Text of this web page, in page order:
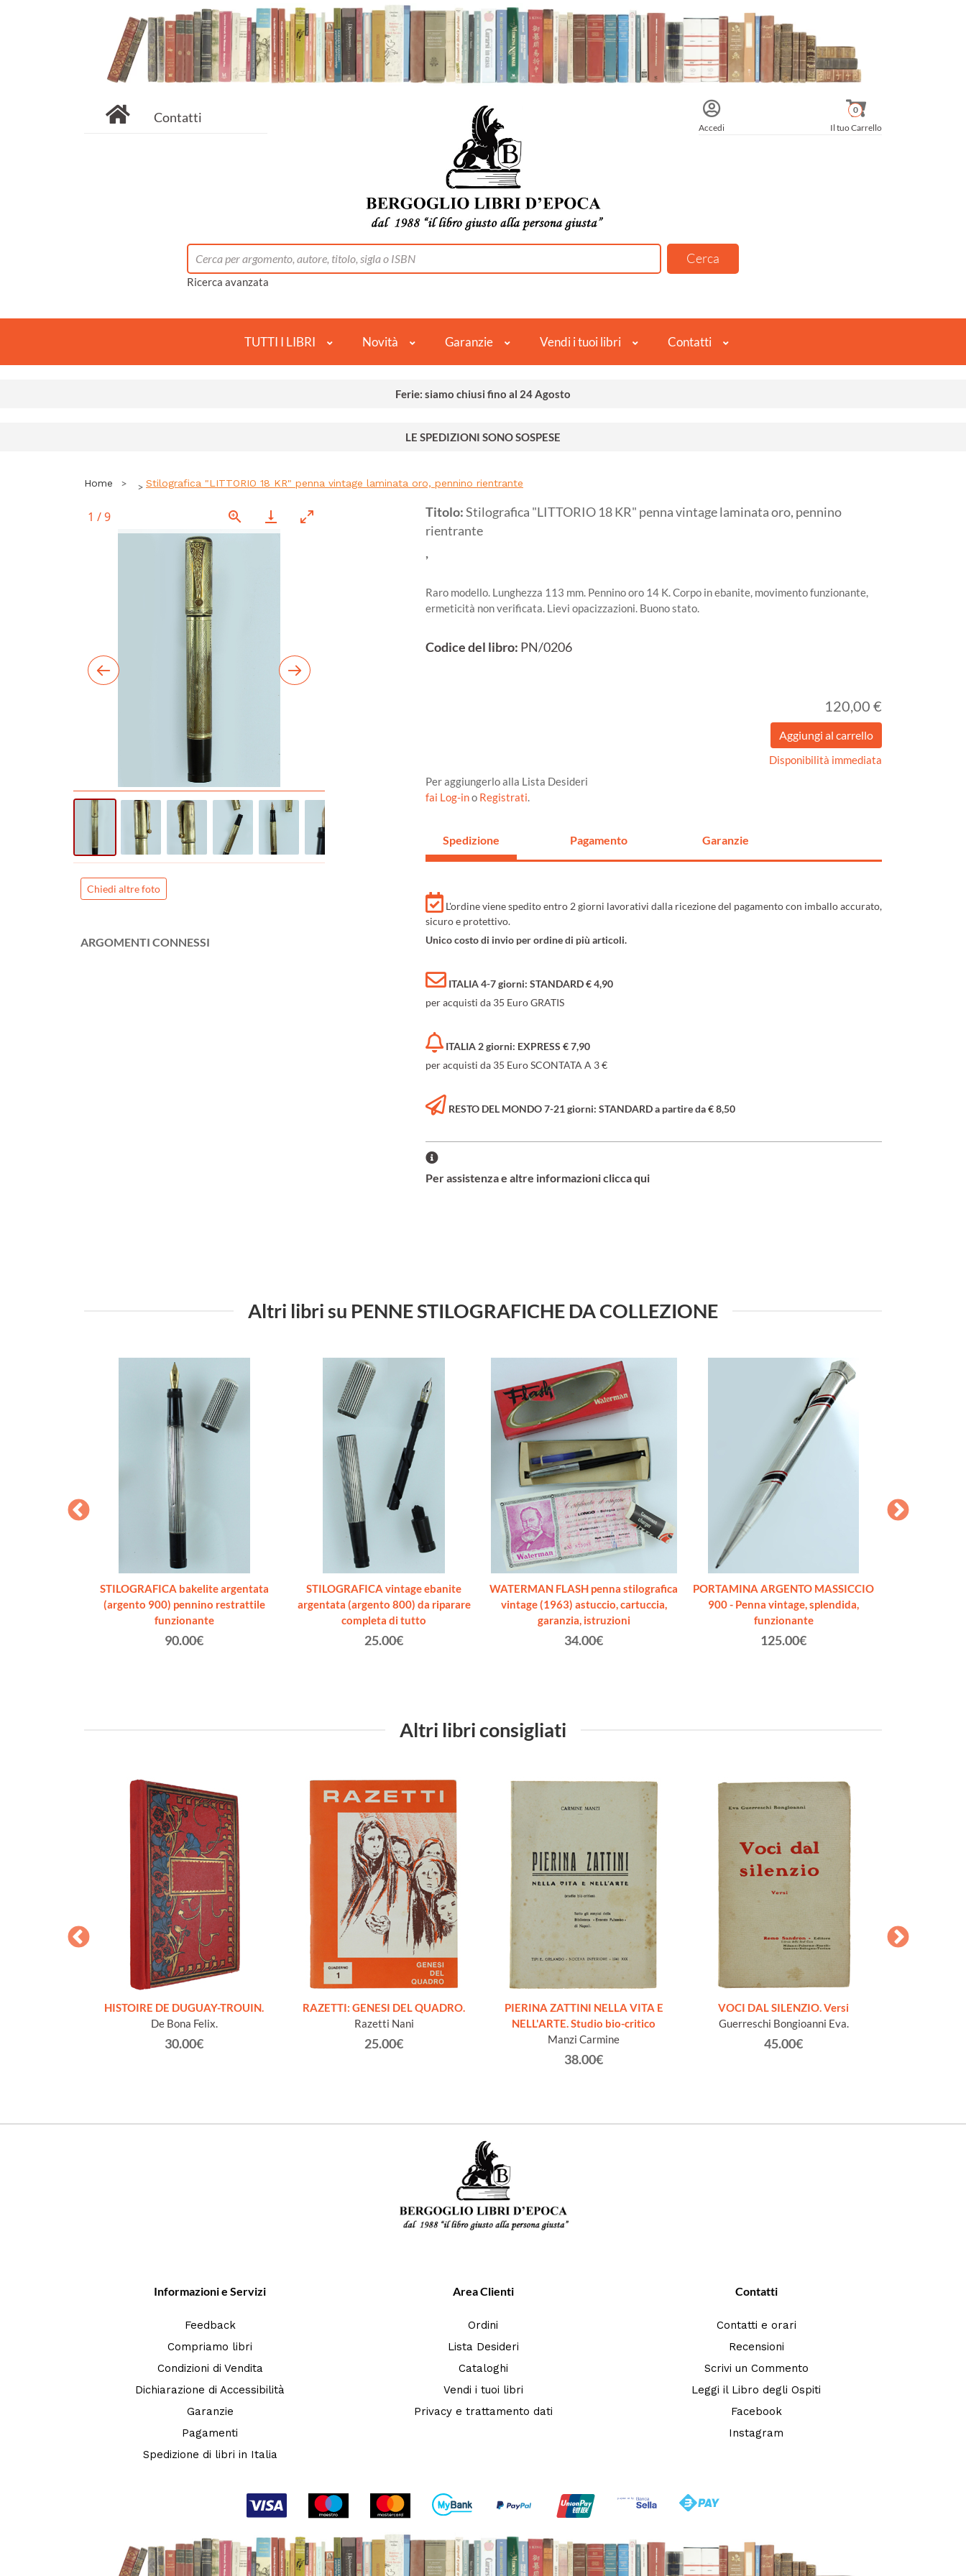
Contatti
Accedi Il tuo Carrello
0
Ricerca avanzata
TUTTI I LIBRI Novità Garanzie Vendi i tuoi libri Contatti
Ferie: siamo chiusi fino al 24 Agosto
LE SPEDIZIONI SONO SOSPESE
Home Stilografica "LITTORIO 18 KR" penna vintage laminata oro, pennino rientrante
1 /9
Chiedi altre foto
ARGOMENTI CONNESSI
Titolo:Stilografica "LITTORIO 18 KR" penna vintage laminata oro, pennino
rientrante
,
Raro modello. Lunghezza 113 mm. Pennino oro 14 K. Corpo in ebanite, movimento funzionante,
ermeticità non verificata. Lievi opacizzazioni. Buono stato.
Codice del libro: PN/0206
120,00 €
Disponibilità immediata
Per aggiungerlo alla Lista Desideri
fai Log-ino Registrati.
Spedizione Pagamento Garanzie
L'ordine viene spedito entro 2 giorni lavorativi dalla ricezione del pagamento con imballo accurato,
sicuro e protettivo.
Unico costo di invio per ordine di più articoli.
ITALIA 4-7 giorni: STANDARD € 4,90
per acquisti da 35 Euro GRATIS
ITALIA 2 giorni: EXPRESS € 7,90
per acquisti da 35 Euro SCONTATA A 3 €
RESTO DEL MONDO 7-21 giorni: STANDARD a partire da € 8,50
Per assistenza e altre informazioni clicca qui
Altri libri su PENNE STILOGRAFICHE DA COLLEZIONE
STILOGRAFICA bakelite argentata
(argento 900) pennino restrattile
funzionante
90.00€
STILOGRAFICA vintage ebanite
argentata (argento 800) da riparare
completa di tutto
25.00€
WATERMAN FLASH penna stilografica
vintage (1963) astuccio, cartuccia,
garanzia, istruzioni
34.00€
PORTAMINA ARGENTO MASSICCIO
900 - Penna vintage, splendida,
funzionante
125.00€
Altri libri consigliati
HISTOIRE DE DUGUAY-TROUIN.
De Bona Felix.
30.00€
RAZETTI: GENESI DEL QUADRO.
Razetti Nani
25.00€
PIERINA ZATTINI NELLA VITA E
NELL'ARTE. Studio bio-critico
Manzi Carmine
38.00€
VOCI DAL SILENZIO. Versi
Guerreschi Bongioanni Eva.
45.00€
Informazioni e Servizi
Feedback
Compriamo libri
Condizioni di Vendita
Dichiarazione di Accessibilità
Garanzie
Pagamenti
Spedizione di libri in Italia
Area Clienti
Ordini
Lista Desideri
Cataloghi
Vendi i tuoi libri
Privacy e trattamento dati
Contatti
Contatti e orari
Recensioni
Scrivi un Commento
Leggi il Libro degli Ospiti
Facebook
Instagram